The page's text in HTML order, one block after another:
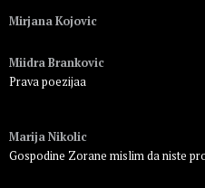
Mirjana Kojovic
Miidra Brankovic
Prava poezijaa
Marija Nikolic
Gospodine Zorane mislim da niste